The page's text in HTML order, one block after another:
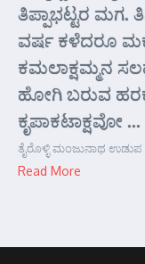
ತಿಪ್ಪಾಭಟ್ಟರ ಮಗ.
ವರ್ಷ ಕಳೆದರೂ
ಕಮಲಾಕ್ಷಮ್ಮನ
ಹೋಗಿ ಬರುವ ಹರಕೆ
ಕೃಪಾಕಟಾಕ್ಷವೋ ...
ತೈರೊಳ್ಳಿ ಮಂಜುನಾಥ ಉಡುಪ
Read More